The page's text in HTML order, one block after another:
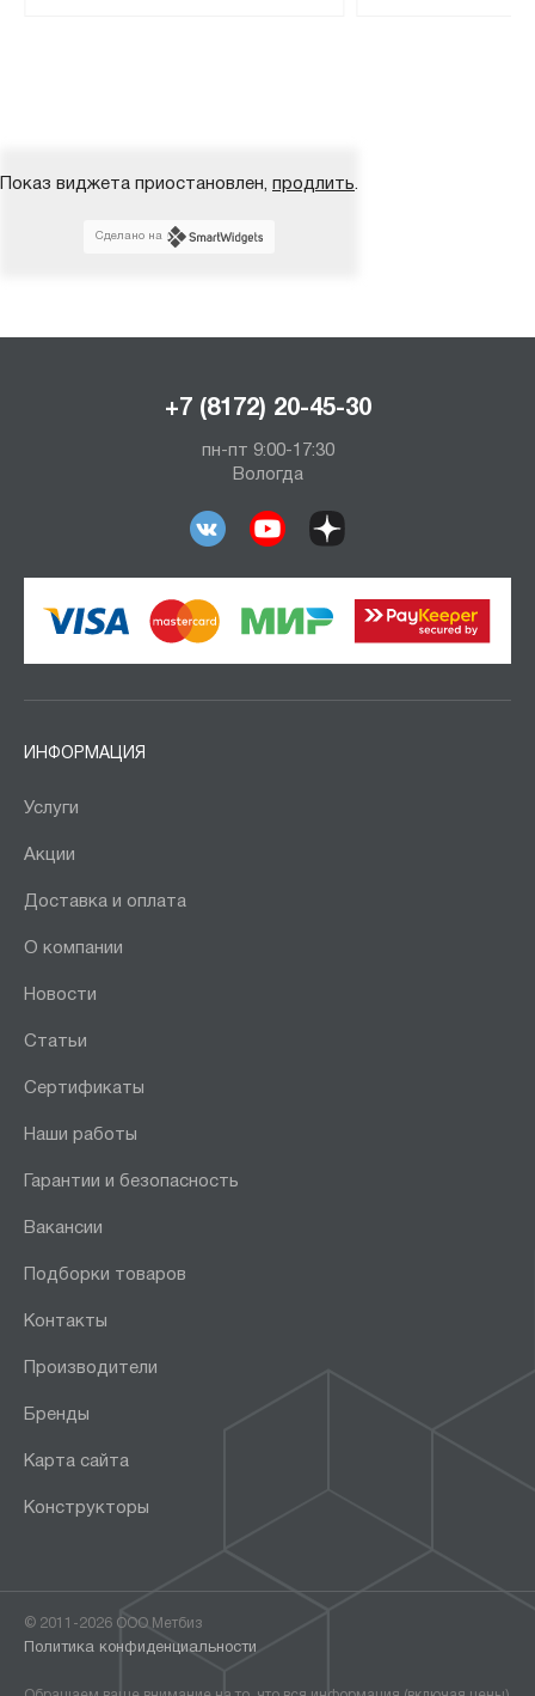
Показ виджета приостановлен, продлить.
Сделано на
+7 (8172) 20-45-30
пн-пт 9:00-17:30
Вологда
ИНФОРМАЦИЯ
Услуги
Акции
Доставка и оплата
О компании
Новости
Статьи
Сертификаты
Наши работы
Гарантии и безопасность
Вакансии
Подборки товаров
Контакты
Производители
Бренды
Карта сайта
Конструкторы
© 2011-2026 ООО Метбиз
Политика конфиденциальности